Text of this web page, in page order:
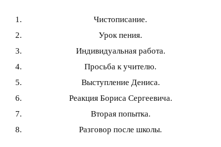
Чистописание.
Урок пения.
Индивидуальная работа.
Просьба к учителю.
Выступление Дениса.
Реакция Бориса Сергеевича.
Вторая попытка.
Разговор после школы.